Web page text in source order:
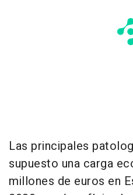
Las principales
supuesto una carga
millones de euros en